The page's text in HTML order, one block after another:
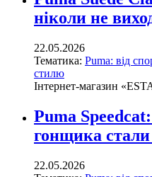
ніколи не
22.05.2026
Тематика: Puma: від
стилю
Інтернет-магазин
Puma
гонщика стали
22.05.2026